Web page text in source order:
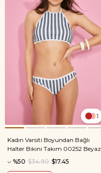
1
Kadın Varsiti Boyundan Bağlı
Halter Bikini Takım 00252 Beyaz
%50
$17.45
$34.90